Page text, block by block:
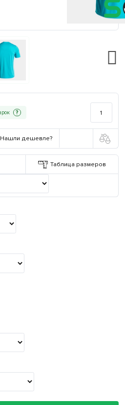
?
Нашли дешевле?
Таблица размеров